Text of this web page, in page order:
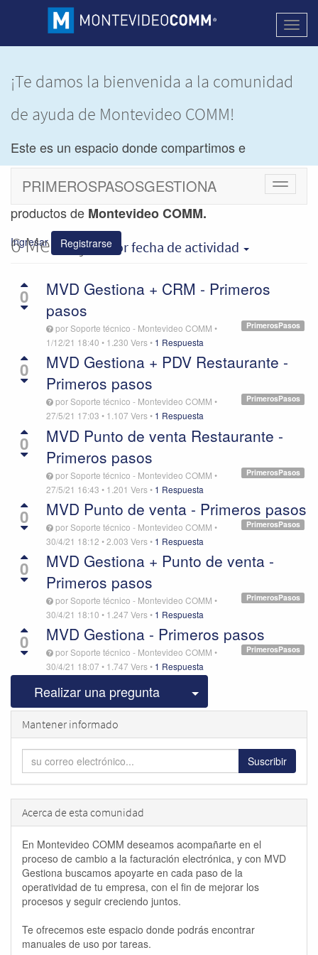
¡Te damos la bienvenida a la comunidad
de ayuda de Montevideo COMM!
Este es un espacio donde compartimos e
intercambiamos dudas y soluciones de los
productos de Montevideo COMM.
Ingresar Registrarse
Cambiar
PRIMEROSPASOSGESTIONA
6Mensajespor fecha de actividad
0
MVD Gestiona + CRM - Primeros
pasos
PrimerosPasos
porSoporte técnico - Montevideo COMM •
1/12/21 18:40 • 1.230 Vers• 1 Respuesta
0
MVD Gestiona + PDV Restaurante -
Primeros pasos
PrimerosPasos
porSoporte técnico - Montevideo COMM •
27/5/21 17:03 • 1.107 Vers• 1 Respuesta
0
MVD Punto de venta Restaurante -
Primeros pasos
PrimerosPasos
porSoporte técnico - Montevideo COMM •
27/5/21 16:43 • 1.201 Vers• 1 Respuesta
0 MVD Punto de venta - Primeros pasos
PrimerosPasos
porSoporte técnico - Montevideo COMM •
30/4/21 18:12 •2.003 Vers• 1 Respuesta
0
MVD Gestiona + Punto de venta -
Primeros pasos
PrimerosPasos
porSoporte técnico - Montevideo COMM •
30/4/21 18:10 • 1.247 Vers• 1 Respuesta
0 MVD Gestiona - Primeros pasos
PrimerosPasos
porSoporte técnico - Montevideo COMM •
30/4/21 18:07 • 1.747 Vers• 1 Respuesta
Realizar una pregunta Seleccionar
Mantener informado
Suscribir
Acerca de esta comunidad
En Montevideo COMM deseamos acompañarte en el
proceso de cambio a la facturación electrónica, y con MVD
Gestiona buscamos apoyarte en cada paso de la
operatividad de tu empresa, con el fin de mejorar los
procesos y seguir creciendo juntos.
Te ofrecemos este espacio donde podrás encontrar
manuales de uso por tareas.